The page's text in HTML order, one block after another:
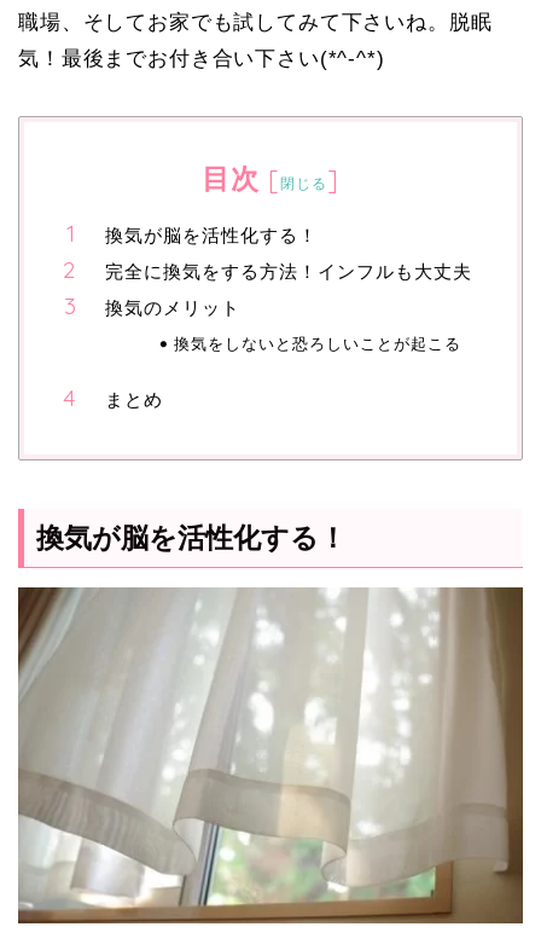
職場、そしてお家でも試してみて下さいね。脱眠
気！最後までお付き合い下さい(*^-^*)
目次 [閉じる ]
換気が脳を活性化する！
完全に換気をする方法！インフルも大丈夫
換気のメリット
換気をしないと恐ろしいことが起こる
まとめ
換気が脳を活性化する！